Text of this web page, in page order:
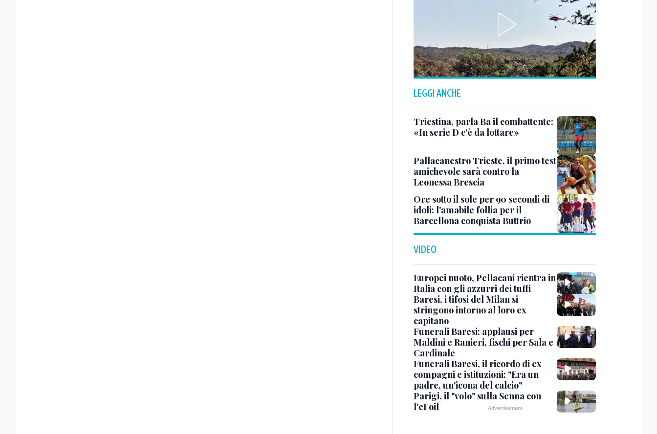
LEGGI ANCHE
Triestina, parla Ba il combattente:
«In serie D c’è da lottare»
Pallacanestro Trieste, il primo test
amichevole sarà contro la
Leonessa Brescia
Ore sotto il sole per 90 secondi di
idoli: l'amabile follia per il
Barcellona conquista Buttrio
VIDEO
Europei nuoto, Pellacani rientra in
Italia con gli azzurri dei tuffi
Baresi, i tifosi del Milan si
stringono intorno al loro ex
capitano
Funerali Baresi: applausi per
Maldini e Ranieri, fischi per Sala e
Cardinale
Funerali Baresi, il ricordo di ex
compagni e istituzioni: "Era un
padre, un'icona del calcio"
Parigi, il "volo" sulla Senna con
l'eFoil